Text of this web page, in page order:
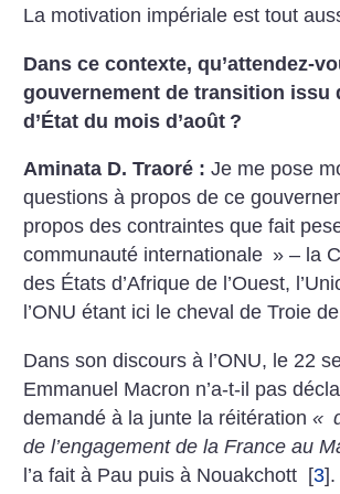
La motivation impériale est tout
Dans ce contexte, qu’attendez-
gouvernement de transition issu
d’État du mois d’août ?
Aminata D. Traoré : Je me pose
questions à propos de ce
propos des contraintes que fait
communauté internationale » – la
des États d’Afrique de l’Ouest,
l’ONU étant ici le cheval de Troie
Dans son discours à l’ONU, le 22
Emmanuel Macron n’a-t-il pas
demandé à la junte la réitération«
de l’engagement de la France au
l’a fait à Pau puis à Nouakchott [3]